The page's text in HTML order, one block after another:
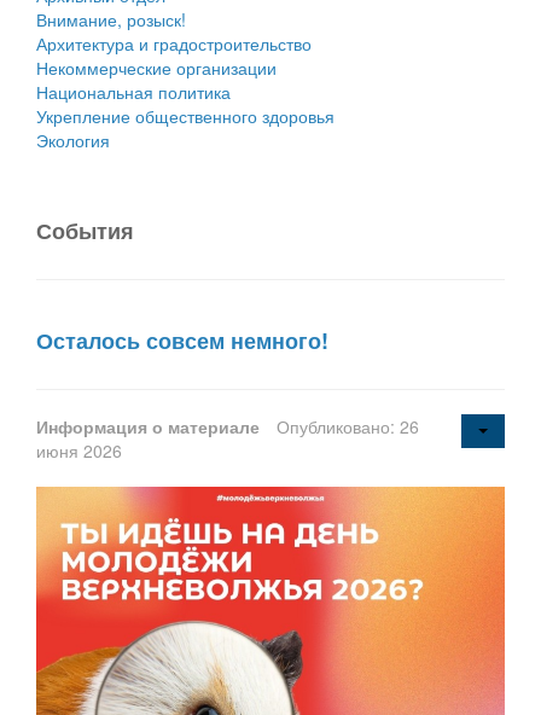
Внимание, розыск!
Архитектура и градостроительство
Некоммерческие организации
Национальная политика
Укрепление общественного здоровья
Экология
События
Осталось совсем немного!
Информация о материале
Опубликовано: 26
июня 2026